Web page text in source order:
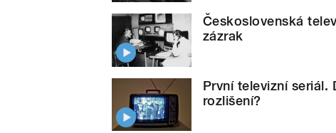
Československá
zázrak
První televizní seriál.
rozlišení?